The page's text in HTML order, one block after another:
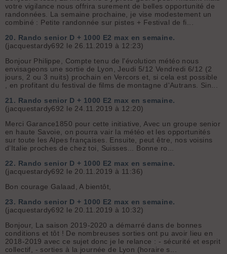
votre vigilance nous offrira surement de belles opportunité de
randonnées. La semaine prochaine, je vise modestement un
combiné : Petite randonnée sur pistes + Festival de fi...
20. Rando senior D + 1000 E2 max en semaine.
(jacquestardy692 le 26.11.2019 à 12:23)
Bonjour Philippe, Compte tenu de l'évolution météo nous
envisageons une sortie de Lyon, Jeudi 5/12 Vendredi 6/12 (2
jours, 2 ou 3 nuits) prochain en Vercors et, si cela est possible
, en profitant du festival de films de montagne d'Autrans. Sin...
21. Rando senior D + 1000 E2 max en semaine.
(jacquestardy692 le 24.11.2019 à 12:20)
Merci Garance1850 pour cette initiative, Avec un groupe senior
en haute Savoie, on pourra vair la météo et les opportunités
sur toute les Alpes françaises. Ensuite, peut être, nos voisins
d’Italie proches de chez toi, Suisses... Bonne ro...
22. Rando senior D + 1000 E2 max en semaine.
(jacquestardy692 le 20.11.2019 à 11:36)
Bon courage Galaad, A bientôt,
23. Rando senior D + 1000 E2 max en semaine.
(jacquestardy692 le 20.11.2019 à 10:32)
Bonjour, La saison 2019-2020 a démarré dans de bonnes
conditions et tôt ! De nombreuses sorties ont pu avoir lieu en
2018-2019 avec ce sujet donc je le relance : - sécurité et esprit
collectif, - sorties à la journée de Lyon (horaire s...